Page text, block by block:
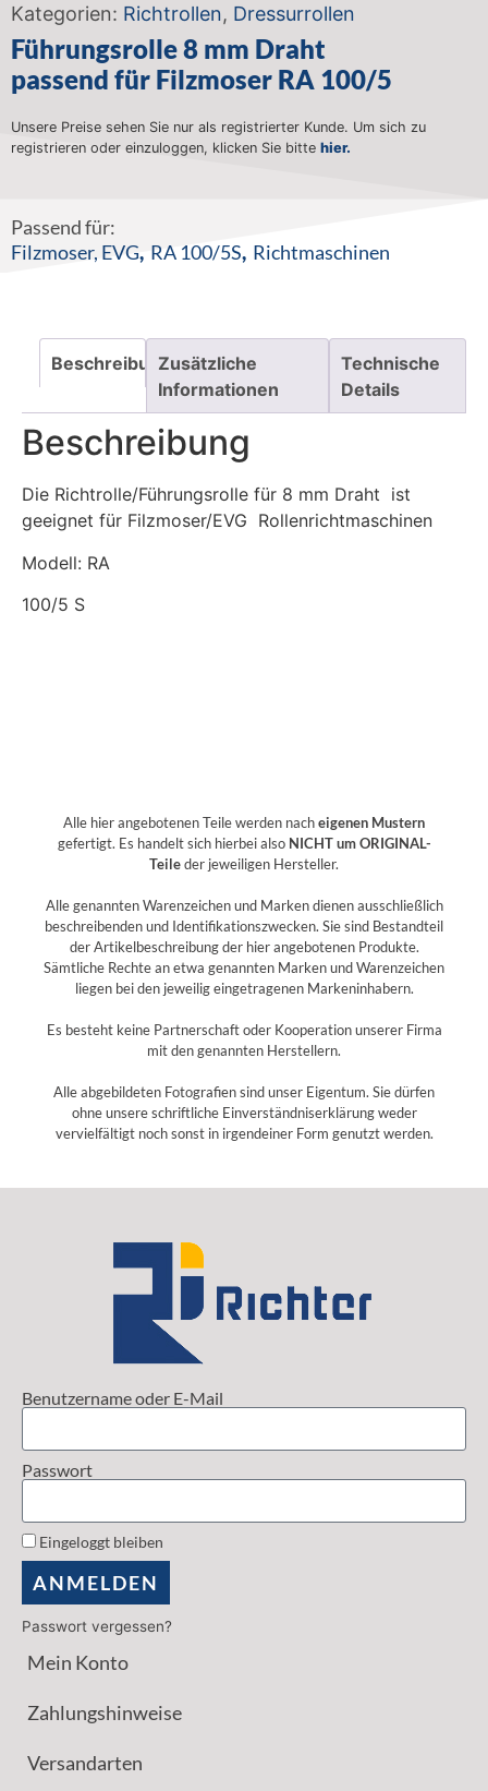
Kategorien: Richtrollen, Dressurrollen
Führungsrolle 8 mm Draht
passend für Filzmoser RA 100/5
Unsere Preise sehen Sie nur als registrierter Kunde. Um sich zu
registrieren oder einzuloggen, klicken Sie bitte hier.
Passend für:
Filzmoser, EVG, RA 100/5S, Richtmaschinen
BeschreibungZusätzliche
Informationen
Technische
Details
Beschreibung
Die Richtrolle/Führungsrolle für 8 mm Draht ist
geeignet für Filzmoser/EVG Rollenrichtmaschinen
Modell: RA
100/5 S
Alle hier angebotenen Teile werden nacheigenen Mustern
gefertigt. Es handelt sich hierbei also NICHT um ORIGINAL-
Teileder jeweiligen Hersteller.
Alle genannten Warenzeichen und Marken dienen ausschließlich
beschreibenden und Identifikationszwecken. Sie sind Bestandteil
der Artikelbeschreibung der hier angebotenen Produkte.
Sämtliche Rechte an etwa genannten Marken und Warenzeichen
liegen bei den jeweilig eingetragenen Markeninhabern.
Es besteht keine Partnerschaft oder Kooperation unserer Firma
mit den genannten Herstellern.
Alle abgebildeten Fotografien sind unser Eigentum. Sie dürfen
ohne unsere schriftliche Einverständniserklärung weder
vervielfältigt noch sonst in irgendeiner Form genutzt werden.
Benutzername oder E-Mail
Passwort
Eingeloggt bleiben
ANMELDEN
Passwort vergessen?
Mein Konto
Zahlungshinweise
Versandarten